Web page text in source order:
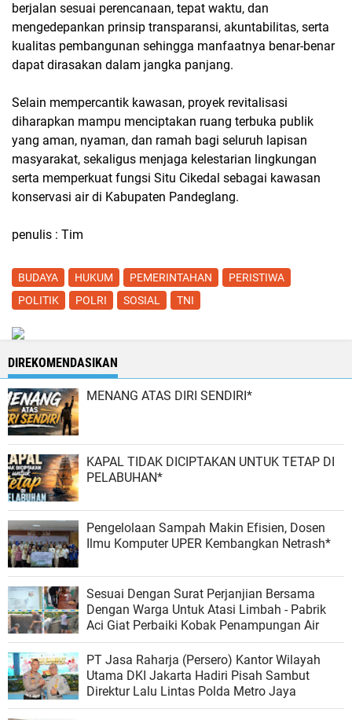
berjalan sesuai perencanaan, tepat waktu, dan
mengedepankan prinsip transparansi, akuntabilitas, serta
kualitas pembangunan sehingga manfaatnya benar-benar
dapat dirasakan dalam jangka panjang.
Selain mempercantik kawasan, proyek revitalisasi
diharapkan mampu menciptakan ruang terbuka publik
yang aman, nyaman, dan ramah bagi seluruh lapisan
masyarakat, sekaligus menjaga kelestarian lingkungan
serta memperkuat fungsi Situ Cikedal sebagai kawasan
konservasi air di Kabupaten Pandeglang.
penulis : Tim
BUDAYA HUKUM PEMERINTAHAN
PERISTIWA
POLITIK
POLRI SOSIAL TNI
DIREKOMENDASIKAN
MENANG ATAS DIRI SENDIRI*
KAPAL TIDAK DICIPTAKAN UNTUK TETAP DI
PELABUHAN*
Pengelolaan Sampah Makin Efisien, Dosen
Ilmu Komputer UPER Kembangkan Netrash*
Sesuai Dengan Surat Perjanjian Bersama
Dengan Warga Untuk Atasi Limbah - Pabrik
Aci Giat Perbaiki Kobak Penampungan Air
PT Jasa Raharja (Persero) Kantor Wilayah
Utama DKI Jakarta Hadiri Pisah Sambut
Direktur Lalu Lintas Polda Metro Jaya